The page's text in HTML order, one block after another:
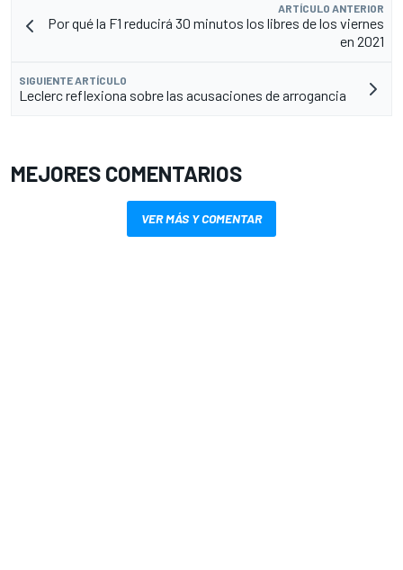
ARTÍCULO ANTERIOR
Por qué la F1 reducirá 30 minutos los libres de los viernes
en 2021
SIGUIENTE ARTÍCULO
Leclerc reflexiona sobre las acusaciones de arrogancia
MEJORES COMENTARIOS
VER MÁS Y COMENTAR